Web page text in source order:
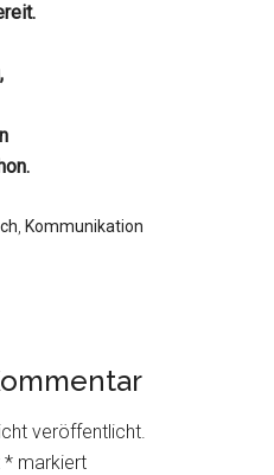
Kommunikation
veröffentlicht.
* markiert